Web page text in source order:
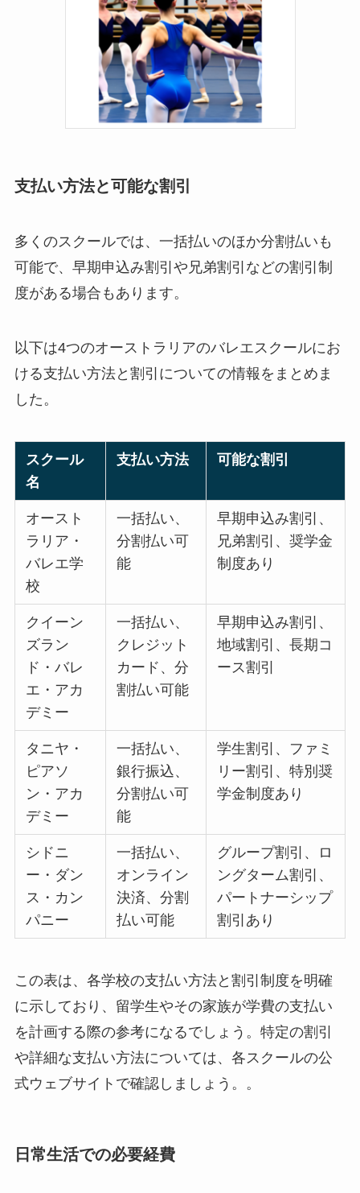
支払い方法と可能な割引
多くのスクールでは、一括払いのほか分割払いも
可能で、早期申込み割引や兄弟割引などの割引制
度がある場合もあります。
以下は4つのオーストラリアのバレエスクールにお
ける支払い方法と割引についての情報をまとめま
した。
スクール
名
支払い方法 可能な割引
オースト
ラリア・
バレエ学
校
一括払い、
分割払い可
能
早期申込み割引、
兄弟割引、奨学金
制度あり
クイーン
ズラン
ド・バレ
エ・アカ
デミー
一括払い、
クレジット
カード、分
割払い可能
早期申込み割引、
地域割引、長期コ
ース割引
タニヤ・
ピアソ
ン・アカ
デミー
一括払い、
銀行振込、
分割払い可
能
学生割引、ファミ
リー割引、特別奨
学金制度あり
シドニ
ー・ダン
ス・カン
パニー
一括払い、
オンライン
決済、分割
払い可能
グループ割引、ロ
ングターム割引、
パートナーシップ
割引あり
この表は、各学校の支払い方法と割引制度を明確
に示しており、留学生やその家族が学費の支払い
を計画する際の参考になるでしょう。特定の割引
や詳細な支払い方法については、各スクールの公
式ウェブサイトで確認しましょう。。
日常生活での必要経費